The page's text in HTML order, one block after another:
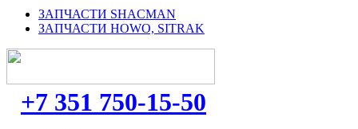
ЗАПЧАСТИ SHACMAN
ЗАПЧАСТИ HOWO, SITRAK
+7 351 750-15-50